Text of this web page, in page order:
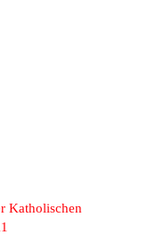
Katholischen